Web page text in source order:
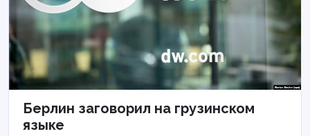
Берлин заговорил на грузинском
языке